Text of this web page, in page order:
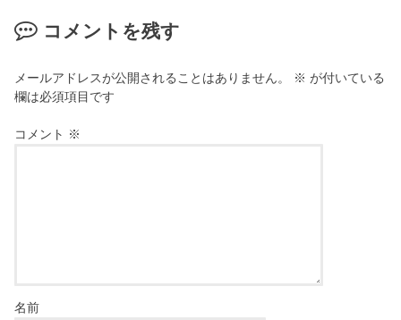
コメントを残す
メールアドレスが公開されることはありません。 ※ が付いている
欄は必須項目です
コメント ※
名前